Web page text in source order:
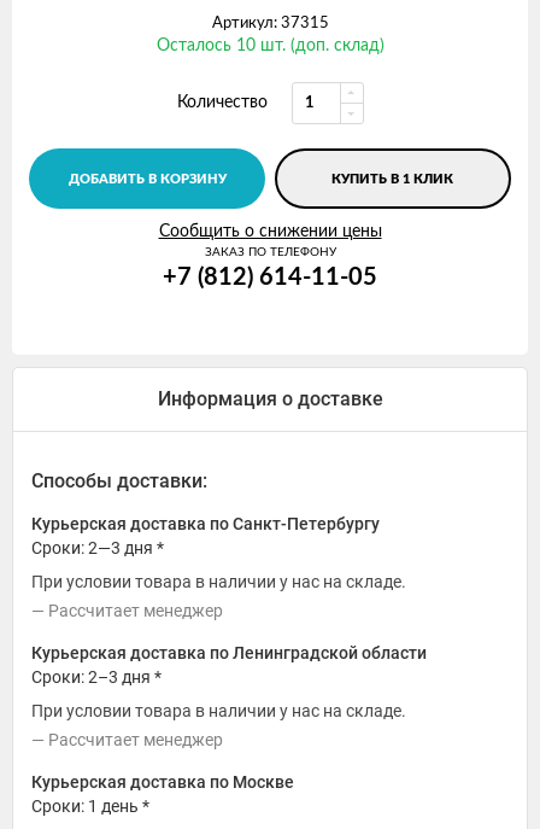
Артикул: 37315
Осталось 10 шт. (доп. склад)
Количество
ДОБАВИТЬ В КОРЗИНУ КУПИТЬ В 1 КЛИК
Сообщить о снижении цены
ЗАКАЗ ПО ТЕЛЕФОНУ
+7 (812) 614-11-05
Информация о доставке
Способы доставки:
Курьерская доставка по Санкт-Петербургу
Сроки: 2—3 дня *
При условии товара в наличии у нас на складе.
Рассчитает менеджер
Курьерская доставка по Ленинградской области
Сроки: 2–3 дня *
При условии товара в наличии у нас на складе.
Рассчитает менеджер
Курьерская доставка по Москве
Сроки: 1 день *